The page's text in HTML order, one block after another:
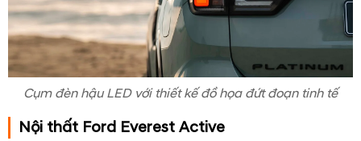
Cụm đèn hậu LED với thiết kế đồ họa đứt đoạn tinh tế
Nội thất Ford Everest Active